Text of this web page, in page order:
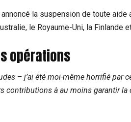
la suspension de toute aide
le Royaume-Uni, la Finlande
opérations
– j’ai été moi-même horrifié par
à au moins garantir la